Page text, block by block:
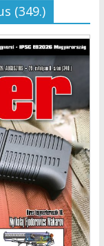
(349.)